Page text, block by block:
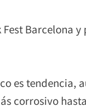
Barcelona
es tendencia,
corrosivo